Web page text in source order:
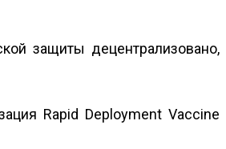
защиты децентрализовано,
Rapid Deployment Vaccine